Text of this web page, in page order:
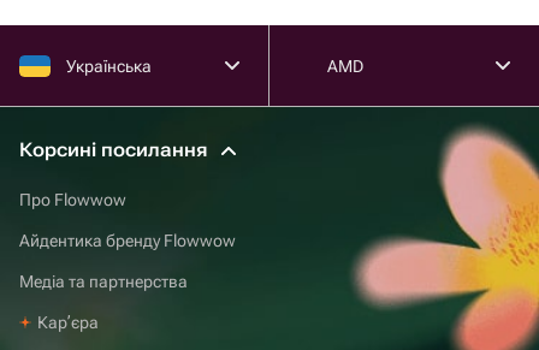
Українська AMD
Корсині посилання
Про Flowwow
Айдентика бренду Flowwow
Медіа та партнерства
Карʼєра